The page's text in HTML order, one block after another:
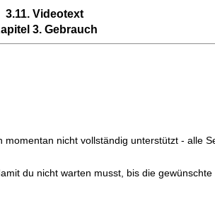
3.11. Videotext
3. Gebrauch
nicht vollständig unterstützt - alle
du nicht warten musst, bis die gewünschte